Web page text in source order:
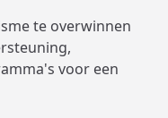
te overwinnen
voor een